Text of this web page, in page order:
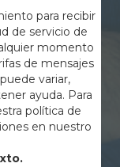
para recibir
de servicio de
momento
de mensajes
variar,
ayuda. Para
política de
en nuestro